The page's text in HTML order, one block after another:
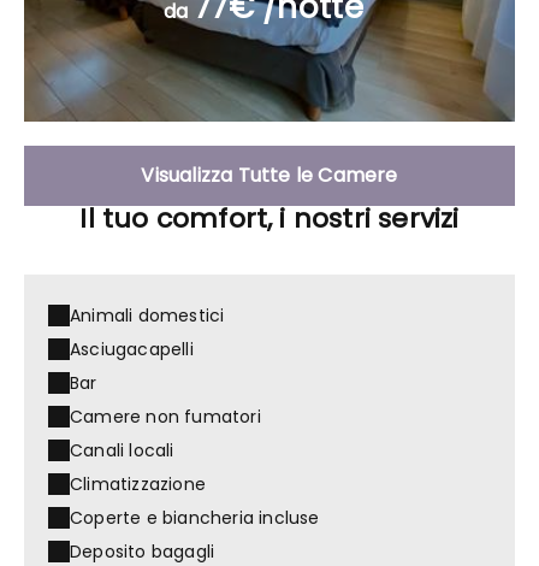
da
Visualizza Tutte le Camere
Il tuo comfort, i nostri servizi
Animali domestici
Asciugacapelli
Bar
Camere non fumatori
Canali locali
Climatizzazione
Coperte e biancheria incluse
Deposito bagagli